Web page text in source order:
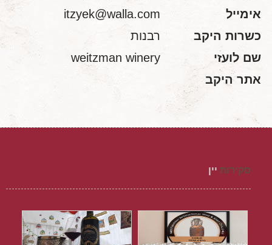
אימייל
itzyek@walla.com
כשרות היקב
רבנות
שם לועזי
weitzman winery
אתר היקב
סקירות יין